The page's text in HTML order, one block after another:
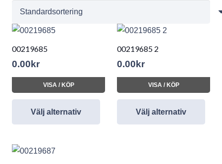
00219685
0.00 kr
VISA / KÖP
Välj alternativ
00219685 2
0.00 kr
VISA / KÖP
Välj alternativ